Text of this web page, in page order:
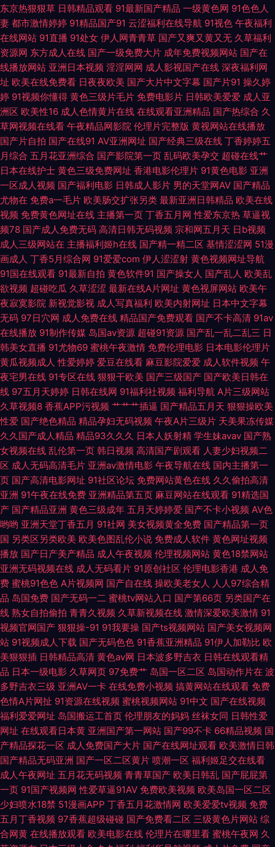
妖黑丝 91综合在线视频 91天美 婷婷色网 91色影院 国产五月婷 国产乱婬AV
麻豆传媒 超碰91青娱乐吧 亚洲av综合久久一区二区 日韩限制级三级片 激情
肏屄网 福利日韩强 97视频日韩三级 亚洲瑟瑟九区 在线看黄一区二区 国产婷
婷综合婷婷 成人美女黄网 操少妇小逼综合网 中文一区无码 热久久99国自产
拍 色婷婷亚洲精网站 97色资源 乱伦黄色网 成人三级毛片 欧美内射黄网站
尤物最新网址 久久偷拍视频网 变态另类成人 黄色视频永久地址 午夜伦理a
无码黄片网站 91麻豆 中文日韩字幕久久 97超啪碰啪啪 免费成人AV www成
人无码 91无码精品一区二区日韩 久久伊人网 91免费网站在线 国产三级在线
播放 日本韩国又嫩又白多毛一区 91香蕉tv 日韩欧美专区 3P中文字幕电影
91cn网站 日韩密臀黄网 91碰在线视频 免费91资源 TS赵恩静 国产性交A片
三级黄色无码网站 91日韩永久 91九色视频 91TM视频网页 色丁香五月欧美
综合 97熟女资源站 久热精品免费视频 91视频网址入口 AV天堂深爱激情网
欧美亚洲丝袜性爱 午夜成人AV福利 日韩性生活 艹艹艹在线 AV欧美日韩 欧
美性爱综合网 97在线观看视频 三级片A片 91青桉网站 欧美18页 日韩性猛交
天天操屄网 色欲AV无码 波多野吉依AV 黄色视频禁止18 国产性爱第一页 伊
人成人欧美日本 久久福利视频导航 免费试看AV 91在线精品2025 91黄色链
接 欧洲亚洲肥臀思欲狠狠操 超碰操逼逼 日韩欧美人妖性一区 操操91 国产a
不卡 www色撸撸 视频福利在线看 色色AV成人无码 亚洲第一红杏视频 男女
黄色 AV国产高清人与兽 伦理色福利吧 丝袜美腿五月天 男人的天堂网页 伪娘
自慰 久久99这里只有精品 成人四虎网站 久久AV电影 九一小视频 亚洲不卡
在线一区 天美Av在线 国产精品成人精品 国产精品亚州 日韩激情网址 99热国
产这里只有精品11 97资源天堂 欧美成色手机在线综合 91性交黄色电影 婷婷
色色五月天 五月花三级片 久久99精品久久 超碰多人 欧美人视频 色色成人网
站 午夜免费大片 人妻超碰oi 91av福利导航 91起涩 三级亚洲理论
东京热狠狠草 日韩精品观看 91最新国产精品 一级黄色网 91色色人
妻 都市激情婷婷 91精品国产91 云涩福利在线导航 91视色 午夜福利
在线网站 91直播 91处女 伊人网青青草 国产又爽又黄又无 久草福利
资源网 东方成人在线 国产一级免费大片 成年免费视频网站 国产在
线播放网站 亚洲日本视频 淫淫网网 成人影视国产在线 深夜福利网
址 欧美在线免费看 日夜夜欧美 国产大片中文字幕 国产片91 操久婷
婷 91视频你懂得 黄色三级片毛片 免费电影片 日韩欧美爱爱 成人亚
洲区 欧美性16 成人色情黄片在线 在线观看亚洲精品 国产热综合 久
草网视频在线看 午夜精品网影院 伦理片完整版 黄视网站在线播放
国产片自拍 国产在线91 AV亚洲网址 国产经典三级在线 丁香婷婷五
月综合 五月花亚洲综合 国产影院第一页 乱码欧美孕交 超碰在线艹
日本在线护士 黄色三级免费网址 香港电影伦理片 91黄色电影 亚洲
一区成人视频 国产福利电影 日韩成人影片 男的天堂网AV 国产精品
尤物在 免费a一毛片 欧美肠交扩张另类 最新亚洲日韩精品 欧美在线
视频 免费黄色网址在线 主播第一页 丁香五月网 性爱东京热 草逼视
频78 国产成人免费无码 高清日韩无码视频 宗和网五月天 日b视频
成人三级网站在 主播福利姬h在线 国产精一精二区 基情涩涩网 51漫
画成人 丁香5月综合网 91爱爱com 伊人涩涩射 黄色视频网址导航
91国在线观看 91最新自拍 黄色软件91 国产操女人 国产乱人 欧美乱
欲视频 超碰吃瓜 久草涩涩 最新在线A片网址 黄色视屏网站 欧美午
夜寂寞影院 新视觉影视 成人写真福利 欧美内射网址 日本中文字幕
无码 97日穴网 成人免费在线 精品国产免费观看 国产不卡高清 91av
在线播放 91制作传媒 岛国av资源 超碰91资源 国产乱一乱二乱三 日
韩美女直播 91尤物69 蜜桃午夜激情 免费伦理电影 日本电影伦理片
黄瓜视频成人 性爱婷婷 爱豆在线看 麻豆影院爱爱 成人软件视频 午
夜宅男在线 91专区在线 狠狠干欧美 国产三级国产 国产欧美日韩在
线 97五月天婷婷 日韩在线网 91福利社视频 福利导航 A片三级网站
久草视频8 香蕉APP污视频 艹艹艹插逼 国产精品五月天 狠狠操欧美
性爱 国产绝色精品 精品孕妇无码视频 午夜A片三级片 天美果冻传媒
久久国产成人精品 精品93久久久 日本人妖射精 学生妹avav 国产熟
女视频在线 乱伦第一页 韩日视频 高清国产剧观看 人妻少妇视频二
区 成人无码高清毛片 亚洲av激情电影 午夜导航在线 国内主播第一
页 国产高清电影网址 91社区论坛 免费网站黄色在线 久久偷拍高清
亚洲 91午夜在线免费 亚洲精品第五页 麻豆网站在线观看 91精选国
产 国产精品亚洲 黄色三级成年 五月天婷婷爱 国产不卡小视频 AV色
哟哟 亚洲天堂丁香五月 91社网 美女视频黄全免费 国产精品第一页
国 另类区另类欧美 欧美色图乱伦小说 免费成人软件 黄色网址视频
播放 国产日产美产精品 成人午夜视频 伦理视频网站 黄色18禁网站
亚洲无码视频在线 成人无码看片 91原创社区 伦理电影香港 成人免
费 蜜桃91色色 A片视频网 国产自在线 操欧美老女人 人人97综合精
品 岛国免费 国产无码一二 蜜桃tv网站入口 国产第66页 另类国产在
线 熟女自拍偷拍 青青久视频 久草新视频在线 激情深爱欧美激情 91
视频官网国产 狠狠操-91 91我要操 国产ts视频网站 国产美女视频网
站 91视频成人下载 国产无码色色 91香蕉亚洲精品 91伊人加勒比 欧
美狠狠插 日韩精品高清 黄色av网 日本波多野吉衣 日韩在线观看精
品 日本一级电影 久草网页 97免费艹 岛国一区二区 岛国动作片在 波
多野吉衣三级 亚洲AV一卡 在线免费小视频 搞黄网站在线观看 免费
色情A片网扯 91资源在线视频 蜜桃视频网站 91中文 国产在线视频
福利爱爱网址 岛国搬运工首页 伦理朋友的妈妈 丝袜女同 日韩性爱
网址 在线观看日本黄 亚洲国产第一网站 国产99不卡 66精品视频 国
产精品探花一区 成人免费国产大片 国产在线网址观看 欧美激情日韩
国产精品无码亚洲 国产一区二区黄片 喷潮一区 福利姬足交在线看
成人午夜网址 五月花无码视频 青青草国产 欧美日韩乱 国产屁屁第
一页 91国产视频网 性爱草逼91AV 免费欧美视频 欧美岛国一区二区
少妇喷水18禁 51漫画APP 丁香五月花激情网 欧美爱爱tv视频 免费
五月丁香视频 97香蕉超级碰碰 国产免费看二区 三级黄色片网站 综
合网黄 在线播放观看 欧美电影在线 伦理片在哪里看 蜜桃午夜网 久